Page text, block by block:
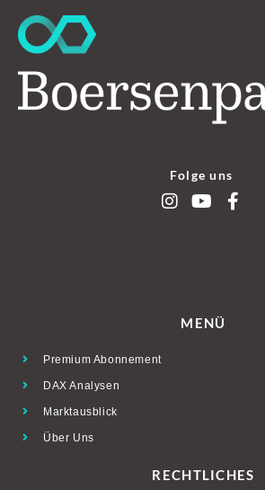
Folge uns
MENÜ
Premium Abonnement
DAX Analysen
Marktausblick
Über Uns
RECHTLICHES